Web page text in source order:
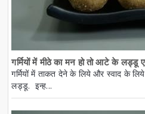
गर्मियों में मीठे का मन हो तो आटे के लड्डू
गर्मियों में ताकत देने के लिये और स्वाद के
लड्डू. इन्ह...